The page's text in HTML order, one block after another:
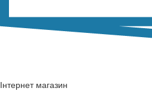
Інтернет магазин